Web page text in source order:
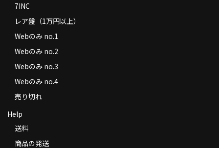
7INC
レア盤（1万円以上）
Webのみ no.1
Webのみ no.2
Webのみ no.3
Webのみ no.4
売り切れ
Help
送料
商品の発送